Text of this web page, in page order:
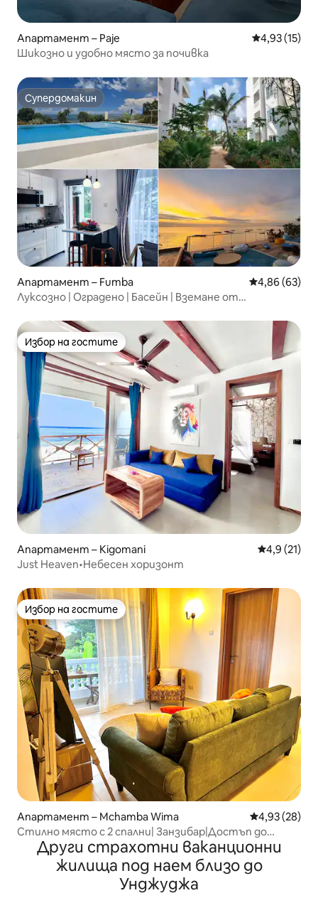
Апартамент – Paje Средна
4,93 (15)
Шикозно и удобно място за почивка
Супердомакин
Супердомакин
Апартамент – Fumba Средна
4,86 (63)
Луксозно | Оградено | Басейн | Вземане от
Избор на гостите
Избор на гостите
Апартамент – Kigomani Средна
4,9 (21)
Just Heaven•Небесен хоризонт
Избор на гостите
Избор на гостите
Апартамент – Mchamba Wima Средна
4,93 (28)
Стилно място с 2 спални| Занзибар|Достъп до
плажа|Резервно захранване
Други страхотни ваканционни
жилища под наем близо до
Унджуджа